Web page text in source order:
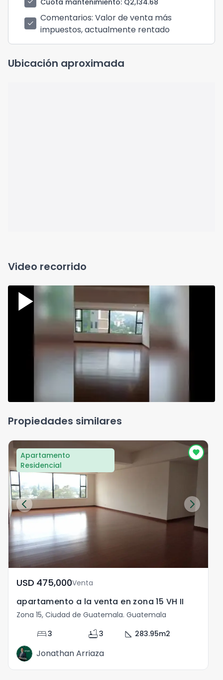
check Comentarios: Valor de venta más
impuestos, actualmente rentado
Ubicación aproximada
Video recorrido
Propiedades similares
Apartamento
Residencial
USD	475,000Venta
apartamento a la venta en zona 15 VH II
Zona 15, Ciudad de Guatemala. Guatemala
bed3 bathtub3 square_foot 283.95m2
Jonathan Arriaza